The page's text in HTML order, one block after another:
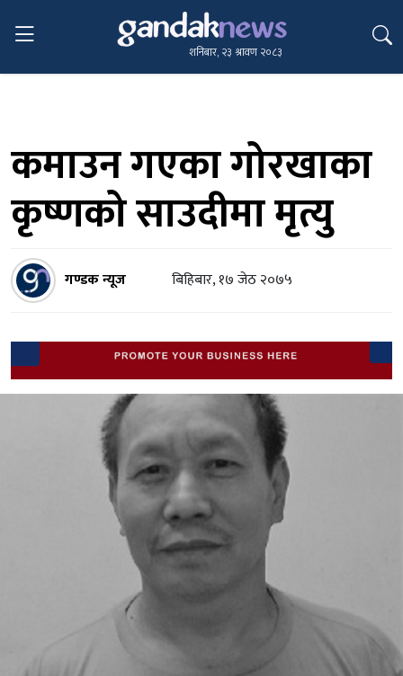
शनिबार, २३ श्रावण २०८३
कमाउन गएका गोरखाका
कृष्णको साउदीमा मृत्यु
गण्डक न्यूज बिहिबार, १७ जेठ २०७५